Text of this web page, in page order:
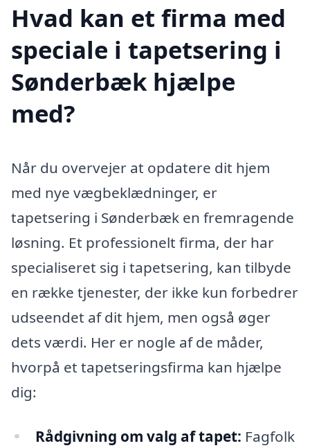
Hvad kan et firma med
speciale i tapetsering i
Sønderbæk hjælpe
med?
Når du overvejer at opdatere dit hjem
med nye vægbeklædninger, er
tapetsering i Sønderbæk en fremragende
løsning. Et professionelt firma, der har
specialiseret sig i tapetsering, kan tilbyde
en række tjenester, der ikke kun forbedrer
udseendet af dit hjem, men også øger
dets værdi. Her er nogle af de måder,
hvorpå et tapetseringsfirma kan hjælpe
dig:
Rådgivning om valg af tapet: Fagfolk